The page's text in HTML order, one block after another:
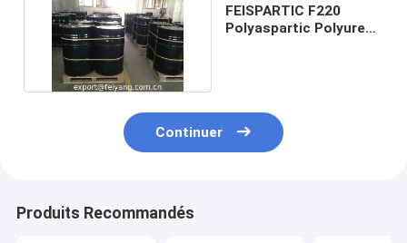
FEISPARTIC F220
Polyaspartic Polyurea
Continuer
Produits Recommandés